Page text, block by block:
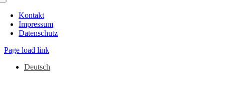
Toggle
NavigationKontakt
Impressum
Datenschutz
Page load link
Deutsch